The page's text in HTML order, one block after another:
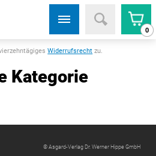
0
Widerrufsrecht zu.
Kategorie
© Asgard-Verlag Dr. Werner Hippe GmbH